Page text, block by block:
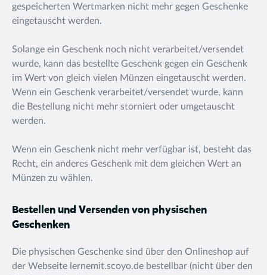
gespeicherten Wertmarken nicht mehr gegen Geschenke
eingetauscht werden.
Solange ein Geschenk noch nicht verarbeitet/versendet
wurde, kann das bestellte Geschenk gegen ein Geschenk
im Wert von gleich vielen Münzen eingetauscht werden.
Wenn ein Geschenk verarbeitet/versendet wurde, kann
die Bestellung nicht mehr storniert oder umgetauscht
werden.
Wenn ein Geschenk nicht mehr verfügbar ist, besteht das
Recht, ein anderes Geschenk mit dem gleichen Wert an
Münzen zu wählen.
Bestellen und Versenden von physischen
Geschenken
Die physischen Geschenke sind über den Onlineshop auf
der Webseite lernemit.scoyo.de bestellbar (nicht über den